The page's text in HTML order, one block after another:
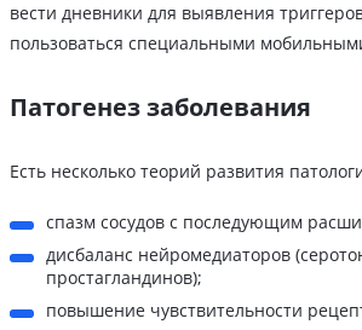
вести дневники для выявления
пользоваться специальными
Патогенез заболевания
Есть несколько теорий развития
спазм сосудов с последующим
дисбаланс нейромедиаторов
простагландинов);
повышение чувствительности